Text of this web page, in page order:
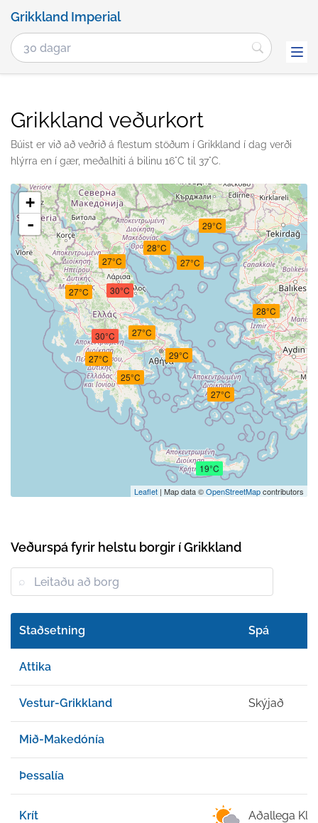
Grikkland Imperial
Grikkland veðurkort
Búist er við að veðrið á flestum stöðum í Grikkland í dag verði
hlýrra en í gær, meðalhiti á bilinu 16°C til 37°C.
29°C
30°C
28°C
30°C
19°C
28°C
27°C 27°C
27°C
25°C
27°C
29°C
27°C
27°C
+
-
Leaflet | Map data ©OpenStreetMapcontributors
Veðurspá fyrir helstu borgir í Grikkland
Staðsetning Spá
Attika
Vestur-Grikkland Skýjað
Mið-Makedónía
Þessalía
Krít Aðallega